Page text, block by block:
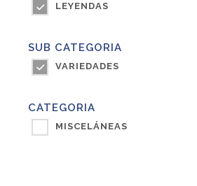
LEYENDAS
SUB CATEGORIA
VARIEDADES
CATEGORIA
MISCELÁNEAS